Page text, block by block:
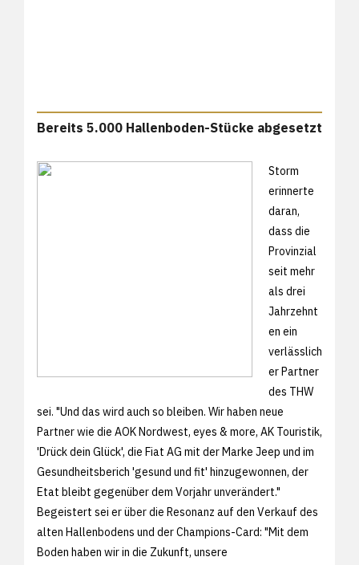
Bereits 5.000 Hallenboden-Stücke abgesetzt
Storm
erinnerte
daran,
dass die
Provinzial
seit mehr
als drei
Jahrzehnt
en ein
verlässlich
er Partner
des THW
sei. "Und das wird auch so bleiben. Wir haben neue
Partner wie die AOK Nordwest, eyes & more, AK Touristik,
'Drück dein Glück', die Fiat AG mit der Marke Jeep und im
Gesundheitsberich 'gesund und fit' hinzugewonnen, der
Etat bleibt gegenüber dem Vorjahr unverändert."
Begeistert sei er über die Resonanz auf den Verkauf des
alten Hallenbodens und der Champions-Card: "Mit dem
Boden haben wir in die Zukunft, unsere